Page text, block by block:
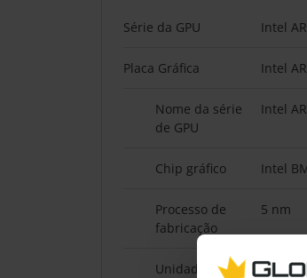
Série da GPU Intel
Placa Gráfica Intel
Nome da série
de GPU
Intel
Chip gráfico Intel
Processo de
fabricação
5 nm
Unidades de
2304